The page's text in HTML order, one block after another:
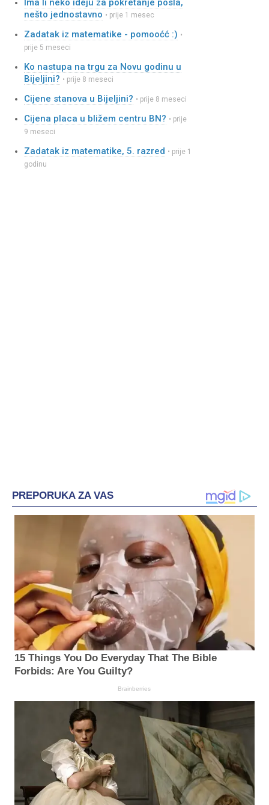
Ima li neko ideju za pokretanje posla,
nešto jednostavno • prije 1 mesec
Zadatak iz matematike - pomooćć :) •
prije 5 meseci
Ko nastupa na trgu za Novu godinu u
Bijeljini? • prije 8 meseci
Cijene stanova u Bijeljini? • prije 8 meseci
Cijena placa u bližem centru BN? • prije
9 meseci
Zadatak iz matematike, 5. razred • prije 1
godinu